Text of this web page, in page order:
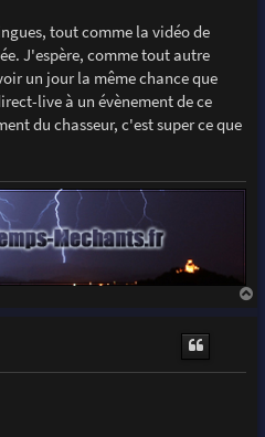
tout comme la vidéo de
J'espère, comme tout autre
un jour la même chance que
live à un évènement de ce
du chasseur, c'est super ce que